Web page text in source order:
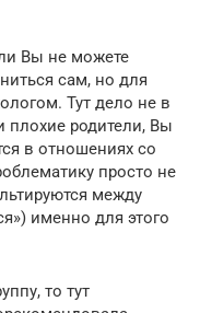
Вы не можете
сам, но для
Тут дело не в
родители, Вы
в отношениях со
просто не
между
именно для этого
то тут